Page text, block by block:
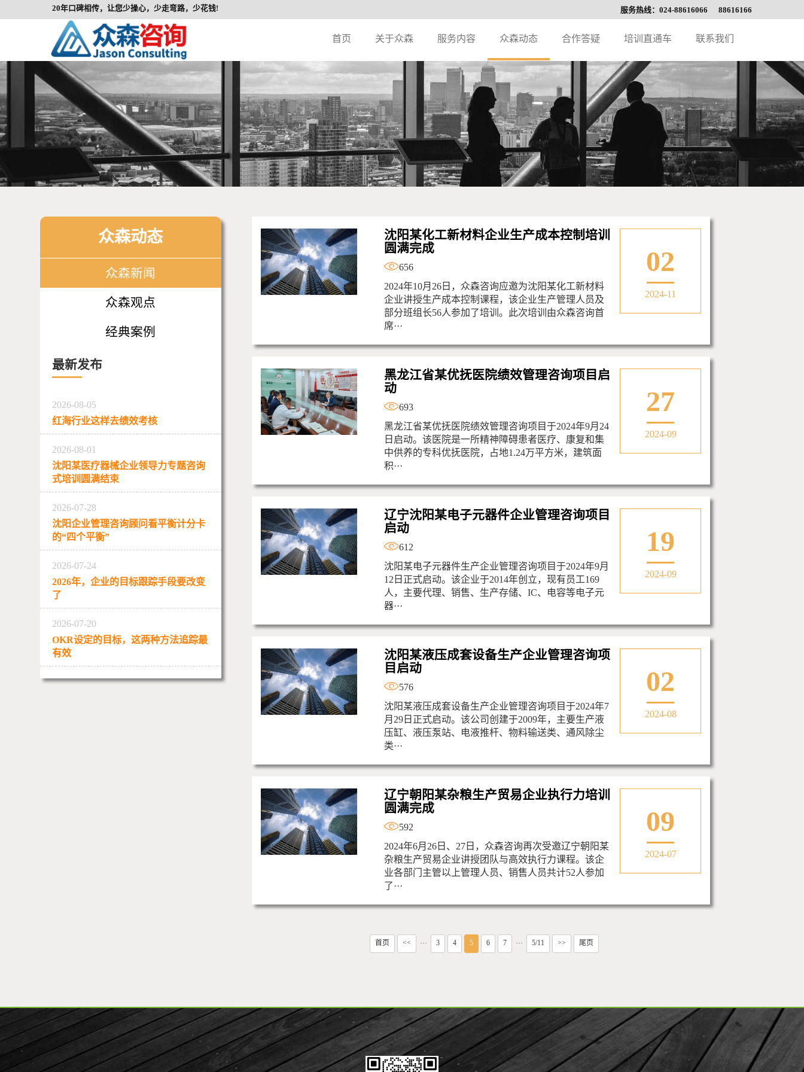
20年口碑相传，让您少操心，少走弯路，少花钱! 服务热线：024-88616066 88616166
首页 关于众森 服务内容 众森动态 合作答疑 培训直通车 联系我们
众森动态
众森新闻
众森观点
经典案例
最新发布
2026-08-05
红海行业这样去绩效考核
2026-08-01
沈阳某医疗器械企业领导力专题咨询
式培训圆满结束
2026-07-28
沈阳企业管理咨询顾问看平衡计分卡
的“四个平衡”
2026-07-24
2026年，企业的目标跟踪手段要改变
了
2026-07-20
OKR设定的目标，这两种方法追踪最
有效
沈阳某化工新材料企业生产成本控制培训
圆满完成
656
2024年10月26日，众森咨询应邀为沈阳某化工新材料
企业讲授生产成本控制课程，该企业生产管理人员及
部分班组长56人参加了培训。此次培训由众森咨询首
席···
02
2024-11
黑龙江省某优抚医院绩效管理咨询项目启
动
693
黑龙江省某优抚医院绩效管理咨询项目于2024年9月24
日启动。该医院是一所精神障碍患者医疗、康复和集
中供养的专科优抚医院，占地1.24万平方米，建筑面
积···
27
2024-09
辽宁沈阳某电子元器件企业管理咨询项目
启动
612
沈阳某电子元器件生产企业管理咨询项目于2024年9月
12日正式启动。该企业于2014年创立，现有员工169
人，主要代理、销售、生产存储、IC、电容等电子元
器···
19
2024-09
沈阳某液压成套设备生产企业管理咨询项
目启动
576
沈阳某液压成套设备生产企业管理咨询项目于2024年7
月29日正式启动。该公司创建于2009年，主要生产液
压缸、液压泵站、电液推杆、物料输送类、通风除尘
类···
02
2024-08
辽宁朝阳某杂粮生产贸易企业执行力培训
圆满完成
592
2024年6月26日、27日，众森咨询再次受邀辽宁朝阳某
杂粮生产贸易企业讲授团队与高效执行力课程。该企
业各部门主管以上管理人员、销售人员共计52人参加
了···
09
2024-07
首页 << ··· 3 4 5 6 7 ··· 5/11 >> 尾页